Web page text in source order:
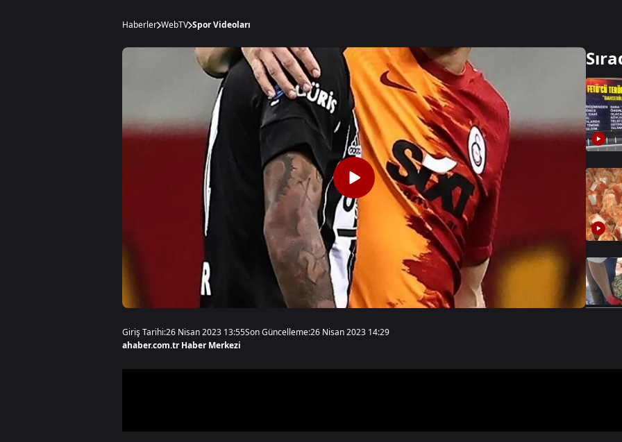
Haberler WebTV Spor Videoları
Giriş Tarihi:26 Nisan 2023 13:55Son Güncelleme:26 Nisan 2023 14:29
ahaber.com.tr Haber Merkezi